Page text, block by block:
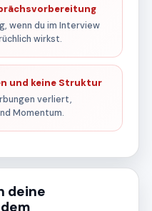
wenn du im Interview
wirkst.
und keine Struktur
verliert,
Momentum.
deine